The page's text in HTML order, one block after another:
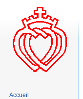
Accueil